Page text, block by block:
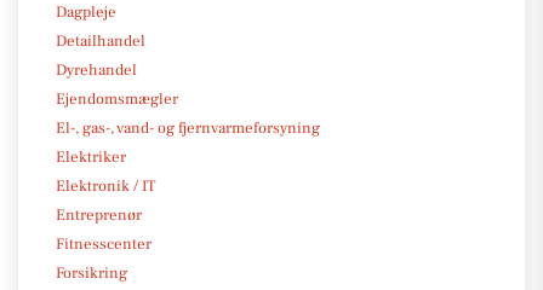
Dagpleje
Detailhandel
Dyrehandel
Ejendomsmægler
El-, gas-, vand- og fjernvarmeforsyning
Elektriker
Elektronik / IT
Entreprenør
Fitnesscenter
Forsikring